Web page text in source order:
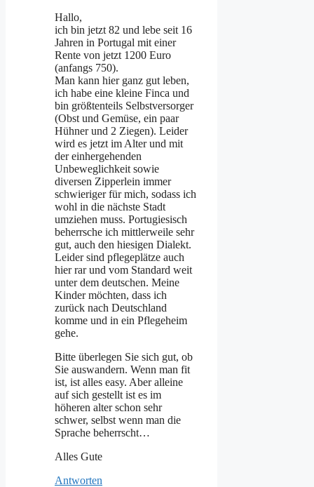
Hallo,
ich bin jetzt 82 und lebe seit 16
Jahren in Portugal mit einer
Rente von jetzt 1200 Euro
(anfangs 750).
Man kann hier ganz gut leben,
ich habe eine kleine Finca und
bin größtenteils Selbstversorger
(Obst und Gemüse, ein paar
Hühner und 2 Ziegen). Leider
wird es jetzt im Alter und mit
der einhergehenden
Unbeweglichkeit sowie
diversen Zipperlein immer
schwieriger für mich, sodass ich
wohl in die nächste Stadt
umziehen muss. Portugiesisch
beherrsche ich mittlerweile sehr
gut, auch den hiesigen Dialekt.
Leider sind pflegeplätze auch
hier rar und vom Standard weit
unter dem deutschen. Meine
Kinder möchten, dass ich
zurück nach Deutschland
komme und in ein Pflegeheim
gehe.
Bitte überlegen Sie sich gut, ob
Sie auswandern. Wenn man fit
ist, ist alles easy. Aber alleine
auf sich gestellt ist es im
höheren alter schon sehr
schwer, selbst wenn man die
Sprache beherrscht…
Alles Gute
Antworten